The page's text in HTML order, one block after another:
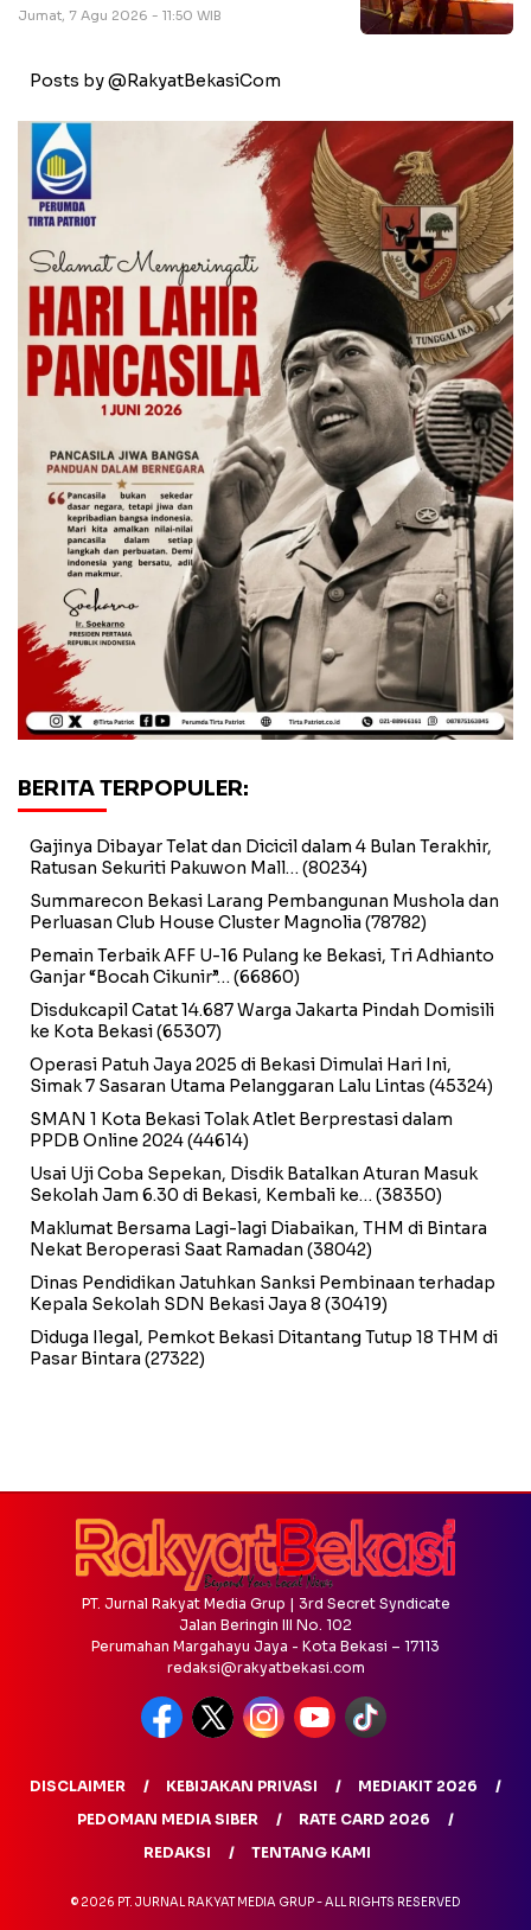
Jumat, 7 Agu 2026 - 11:50 WIB
Posts by @RakyatBekasiCom
BERITA TERPOPULER:
Gajinya Dibayar Telat dan Dicicil dalam 4 Bulan Terakhir,
Ratusan Sekuriti Pakuwon Mall… (80234)
Summarecon Bekasi Larang Pembangunan Mushola dan
Perluasan Club House Cluster Magnolia (78782)
Pemain Terbaik AFF U-16 Pulang ke Bekasi, Tri Adhianto
Ganjar “Bocah Cikunir”… (66860)
Disdukcapil Catat 14.687 Warga Jakarta Pindah Domisili
ke Kota Bekasi(65307)
Operasi Patuh Jaya 2025 di Bekasi Dimulai Hari Ini,
Simak 7 Sasaran Utama Pelanggaran Lalu Lintas (45324)
SMAN 1 Kota Bekasi Tolak Atlet Berprestasi dalam
PPDB Online 2024(44614)
Usai Uji Coba Sepekan, Disdik Batalkan Aturan Masuk
Sekolah Jam 6.30 di Bekasi, Kembali ke… (38350)
Maklumat Bersama Lagi-lagi Diabaikan, THM di Bintara
Nekat Beroperasi Saat Ramadan (38042)
Dinas Pendidikan Jatuhkan Sanksi Pembinaan terhadap
Kepala Sekolah SDN Bekasi Jaya 8 (30419)
Diduga Ilegal, Pemkot Bekasi Ditantang Tutup 18 THM di
Pasar Bintara (27322)
PT. Jurnal Rakyat Media Grup | 3rd Secret Syndicate
Jalan Beringin III No. 102
Perumahan Margahayu Jaya - Kota Bekasi – 17113
redaksi@rakyatbekasi.com
DISCLAIMER KEBIJAKAN PRIVASI
MEDIAKIT 2026
PEDOMAN MEDIA SIBER
RATE CARD 2026
REDAKSI
TENTANG KAMI
© 2026 PT. JURNAL RAKYAT MEDIA GRUP - ALL RIGHTS RESERVED